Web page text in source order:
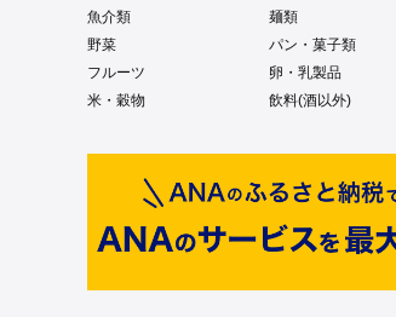
魚介類
麺類
野菜
パン・菓子類
フルーツ
卵・乳製品
米・穀物
飲料(酒以外)